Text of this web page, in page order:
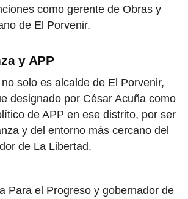
como gerente de Obras y
de El Porvenir.
y APP
solo es alcalde de El Porvenir,
designado por César Acuña como
de APP en ese distrito, por ser
y del entorno más cercano del
de La Libertad.
Para el Progreso y gobernador de